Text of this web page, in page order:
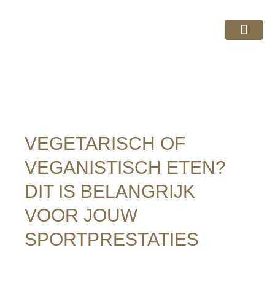
VEGETARISCH OF
VEGANISTISCH ETEN?
DIT IS BELANGRIJK
VOOR JOUW
SPORTPRESTATIES